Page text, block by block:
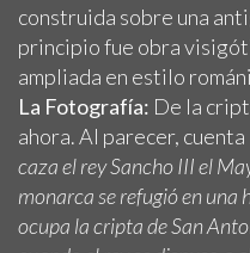
construida sobre una
principio fue obra
ampliada en estilo
La Fotografía: De la
ahora. Al parecer,
caza el rey Sancho III el
monarca se refugió en una
ocupa la cripta de San